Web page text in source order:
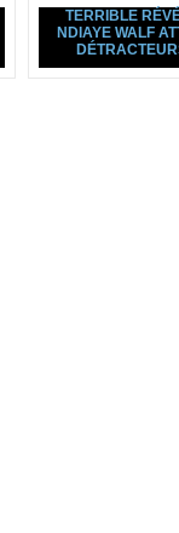
TERRIBLE
NDIAYE WALF